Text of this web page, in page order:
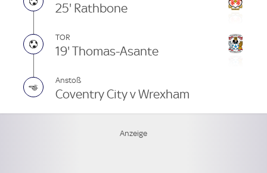
25' Rathbone
TOR
19' Thomas-Asante
Anstoß
Coventry City v Wrexham